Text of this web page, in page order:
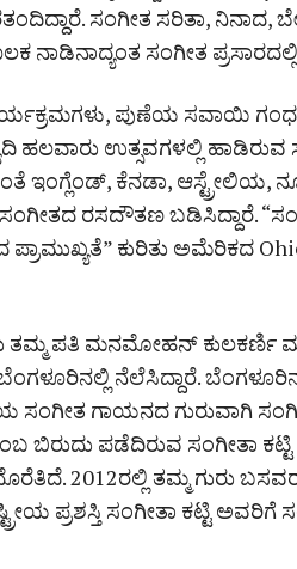
ಸಂಗೀತ ಸರಿತಾ, ನಿನಾದ,
ನಾಡಿನಾದ್ಯಂತ ಸಂಗೀತ
ಪುಣೆಯ ಸವಾಯಿ
ಹಲವಾರು ಉತ್ಸವಗಳಲ್ಲಿ
ಇಂಗ್ಲೆಂಡ್, ಕೆನಡಾ, ಆಸ್ಟ್ರೇಲಿಯ,
ಸಂಗೀತದ ರಸದೌತಣ ಬಡಿಸಿದ್ದಾರೆ.
ಕುರಿತು ಅಮೆರಿಕದ
ತಮ್ಮ ಪತಿ ಮನಮೋಹನ್ ಕುಲಕರ್ಣಿ
ನೆಲೆಸಿದ್ದಾರೆ.
ಸಂಗೀತ ಗಾಯನದ ಗುರುವಾಗಿ
ಬಿರುದು ಪಡೆದಿರುವ ಸಂಗೀತಾ
2012ರಲ್ಲಿ ತಮ್ಮ ಗುರು
ಪ್ರಶಸ್ತಿ ಸಂಗೀತಾ ಕಟ್ಟಿ ಅವರಿಗೆ